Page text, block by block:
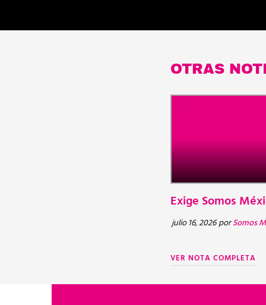
OTRAS
Exige Somos
julio 16, 2026porSomos
VER NOTA COMPLETA